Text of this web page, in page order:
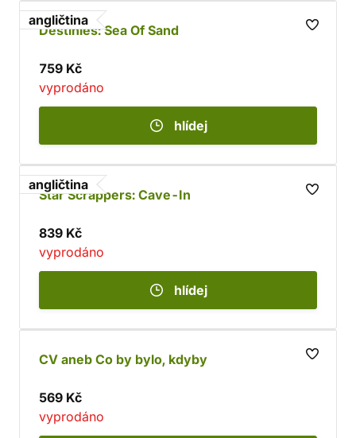
angličtina
Destinies: Sea Of Sand
759 Kč
vyprodáno
hlídej
angličtina
Star Scrappers: Cave-In
839 Kč
vyprodáno
hlídej
CV aneb Co by bylo, kdyby
569 Kč
vyprodáno